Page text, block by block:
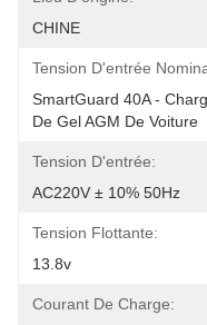
CHINE
Tension D'entrée
SmartGuard 40A -
De Gel AGM De Voiture
Tension D'entrée:
AC220V ± 10% 50Hz
Tension Flottante:
13.8v
Courant De Charge: